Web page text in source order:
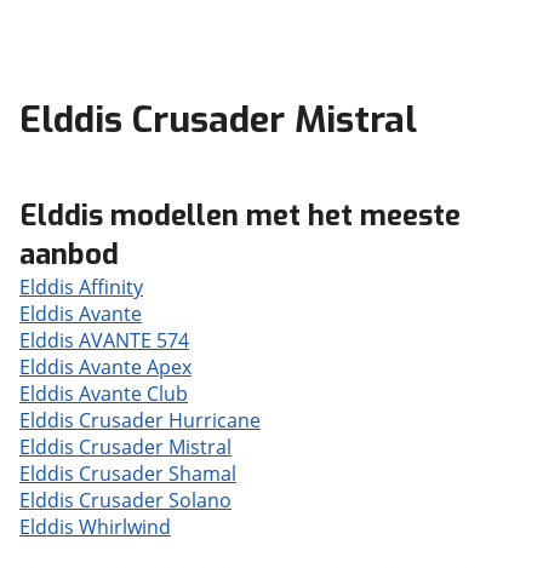
Elddis Crusader Mistral
Elddis modellen met het meeste
aanbod
Elddis Affinity
Elddis Avante
Elddis AVANTE 574
Elddis Avante Apex
Elddis Avante Club
Elddis Crusader Hurricane
Elddis Crusader Mistral
Elddis Crusader Shamal
Elddis Crusader Solano
Elddis Whirlwind